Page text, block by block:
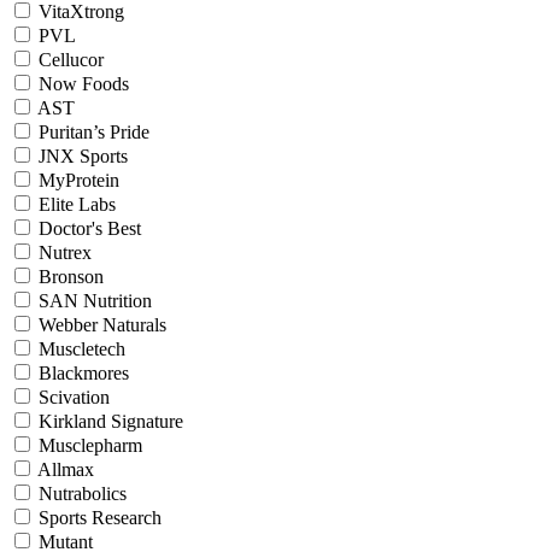
VitaXtrong
PVL
Cellucor
Now Foods
AST
Puritan’s Pride
JNX Sports
MyProtein
Elite Labs
Doctor's Best
Nutrex
Bronson
SAN Nutrition
Webber Naturals
Muscletech
Blackmores
Scivation
Kirkland Signature
Musclepharm
Allmax
Nutrabolics
Sports Research
Mutant